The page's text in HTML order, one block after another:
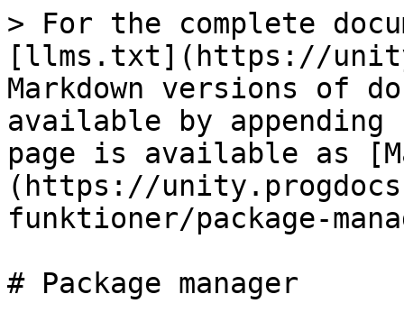
> For the complete
[llms.txt](https://
Markdown versions of
available by
page is available as
(https://
funktioner/package-
# Package manager